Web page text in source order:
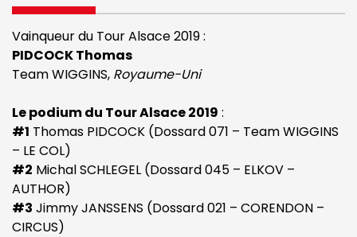
Vainqueur du Tour Alsace 2019 :
PIDCOCK Thomas
Team WIGGINS, Royaume-Uni
Le podium du Tour Alsace 2019 :
#1 Thomas PIDCOCK (Dossard 071 – Team WIGGINS
– LE COL)
#2 Michal SCHLEGEL (Dossard 045 – ELKOV –
AUTHOR)
#3 Jimmy JANSSENS (Dossard 021 – CORENDON –
CIRCUS)